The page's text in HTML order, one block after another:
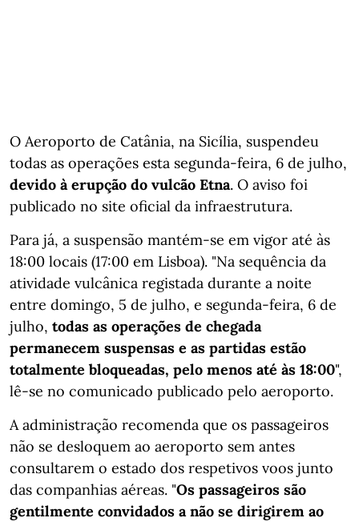
O Aeroporto de Catânia, na Sicília, suspendeu
todas as operações esta segunda-feira, 6 de julho,
devido à erupção do vulcão Etna. O aviso foi
publicado no site oficial da infraestrutura.
Para já, a suspensão mantém-se em vigor até às
18:00 locais (17:00 em Lisboa). "Na sequência da
atividade vulcânica registada durante a noite
entre domingo, 5 de julho, e segunda-feira, 6 de
julho, todas as operações de chegada
permanecem suspensas e as partidas estão
totalmente bloqueadas, pelo menos até às 18:00",
lê-se no comunicado publicado pelo aeroporto.
A administração recomenda que os passageiros
não se desloquem ao aeroporto sem antes
consultarem o estado dos respetivos voos junto
das companhias aéreas. "Os passageiros são
gentilmente convidados a não se dirigirem ao